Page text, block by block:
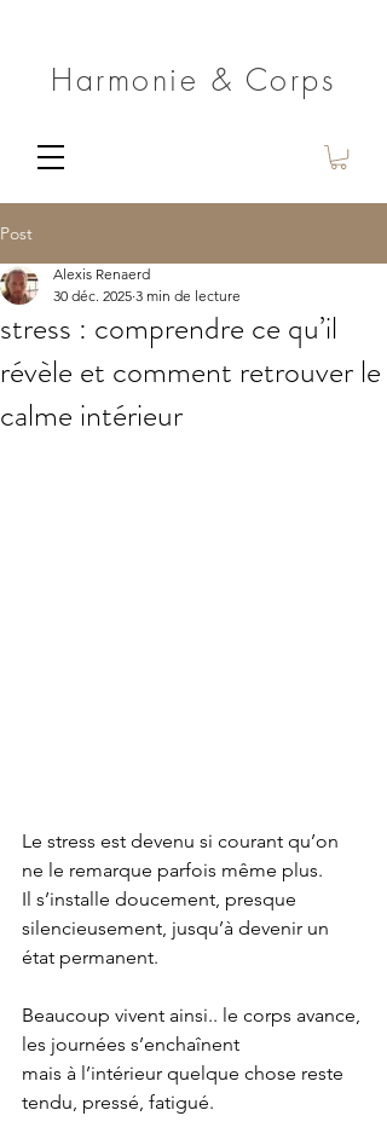
Harmonie & Corps
Post
stress : comprendre ce qu’il
révèle et comment retrouver le
calme intérieur
Alexis Renaerd
30 déc. 2025 3 min de lecture
Le stress est devenu si courant qu’on
ne le remarque parfois même plus.
Il s’installe doucement, presque
silencieusement, jusqu’à devenir un
état permanent.
Beaucoup vivent ainsi.. le corps avance,
les journées s’enchaînent
mais à l’intérieur quelque chose reste
tendu, pressé, fatigué.